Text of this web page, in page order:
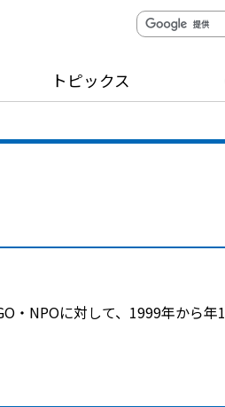
トピックス
・NPOに対して、1999年から